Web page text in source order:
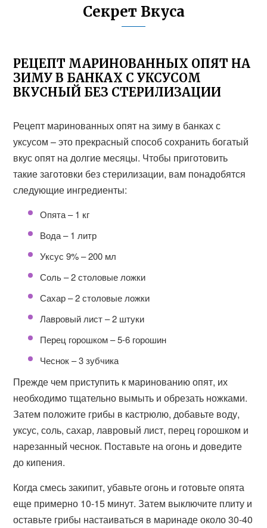
Секрет Вкуса
РЕЦЕПТ МАРИНОВАННЫХ ОПЯТ НА
ЗИМУ В БАНКАХ С УКСУСОМ
ВКУСНЫЙ БЕЗ СТЕРИЛИЗАЦИИ
Рецепт маринованных опят на зиму в банках с
уксусом – это прекрасный способ сохранить богатый
вкус опят на долгие месяцы. Чтобы приготовить
такие заготовки без стерилизации, вам понадобятся
следующие ингредиенты:
Опята – 1 кг
Вода – 1 литр
Уксус 9% – 200 мл
Соль – 2 столовые ложки
Сахар – 2 столовые ложки
Лавровый лист – 2 штуки
Перец горошком – 5-6 горошин
Чеснок – 3 зубчика
Прежде чем приступить к маринованию опят, их
необходимо тщательно вымыть и обрезать ножками.
Затем положите грибы в кастрюлю, добавьте воду,
уксус, соль, сахар, лавровый лист, перец горошком и
нарезанный чеснок. Поставьте на огонь и доведите
до кипения.
Когда смесь закипит, убавьте огонь и готовьте опята
еще примерно 10-15 минут. Затем выключите плиту и
оставьте грибы настаиваться в маринаде около 30-40